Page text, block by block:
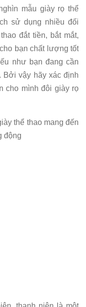
mẫu giày rọ thể
sử dụng nhiều đối
đắt tiền, bắt mắt,
bạn chất lượng tốt
như bạn đang cần
Bởi vậy hãy xác định
cho mình đôi giày rọ
thể thao mang đến
động